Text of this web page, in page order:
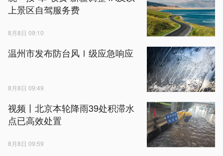
上景区自驾服务费
8月8日 09:10
温州市发布防台风Ⅰ级应急响应
8月8日 09:49
视频丨北京本轮降雨39处积滞水
点已高效处置
8月8日 09:59